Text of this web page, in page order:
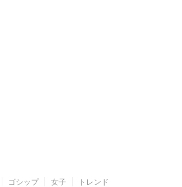
ゴシップ 女子 トレンド